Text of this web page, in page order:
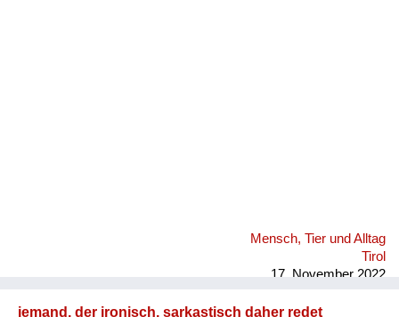
Mensch, Tier und Alltag
Tirol
17. November 2022
jemand, der ironisch, sarkastisch daher redet